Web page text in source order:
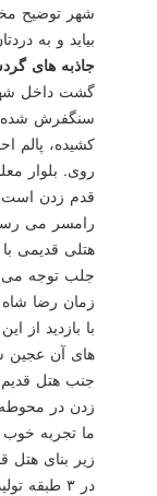
شهر توضیح
بیاید و به
جاذبه های
گشت داخل شهر
سنگفرش شده
كشیده، پالم
روی. بلوار
قدم زدن است
رامسر می
هتلی قدیمی با
جلب توجه می
زمان رضا
با بازدید
های آن
جنب هتل
زدن در
ما تجربه
در ۳ طبقه